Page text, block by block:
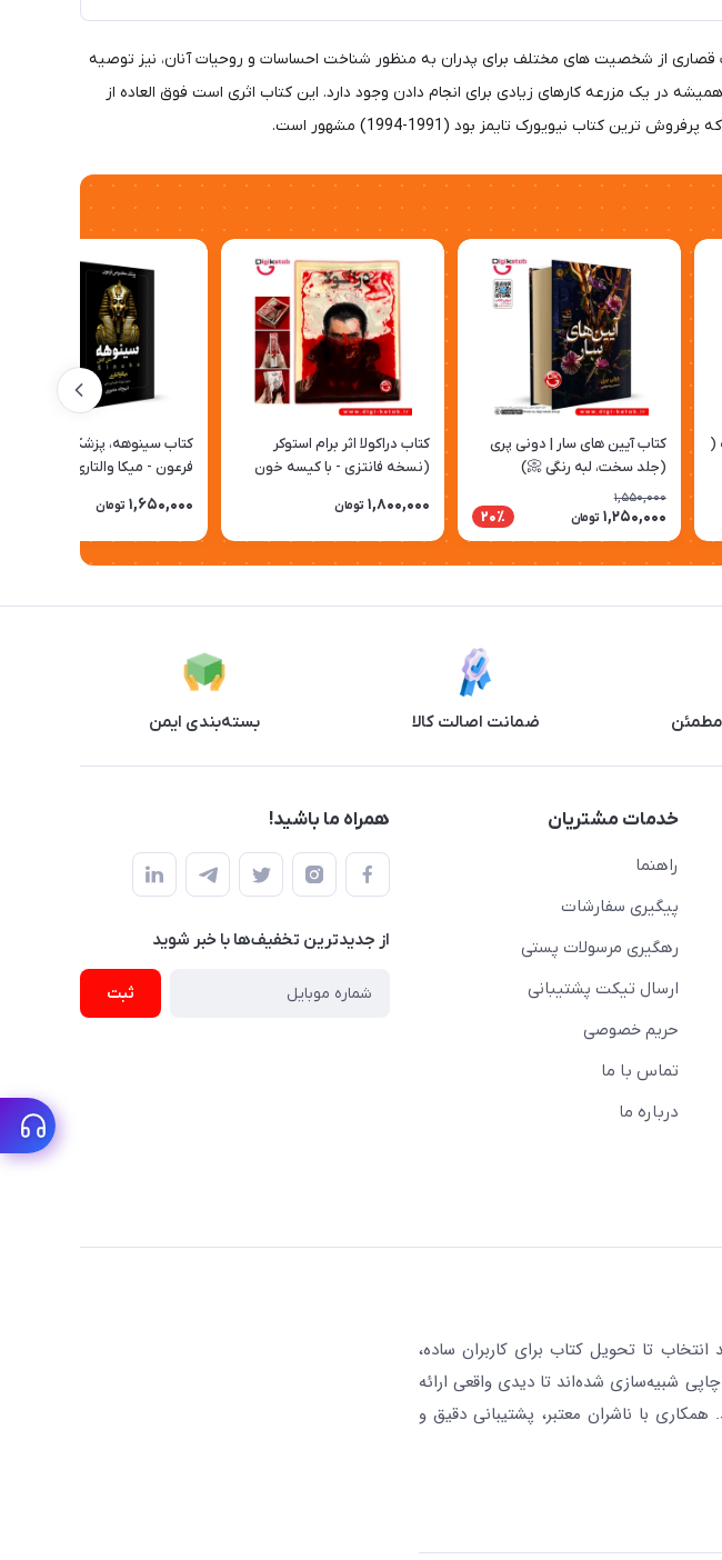
از شخصیت های مختلف برای پدران به منظور شناخت احساسات و روحیات آنان، نیز توصیه
در یک مزرعه کارهای زیادی برای انجام دادن وجود دارد. این کتاب اثری است فوق العاده از
نیویورک تایمز بود (1991-1994) مشهور است.
(
کتاب آیین‌ های سار | دونی پری
(جلد سخت، لبه رنگی 📀)
1,550,000
1,250,000 تومان 20٪
کتاب دراکولا اثر برام استوکر
(نسخه فانتزی - با کیسه خون
1,800,000 تومان
کتاب سینوهه، پزشک مخصوص
فرعون - میکا والتاری
1,650,000 تومان
مطمئن ضمانت اصالت کالا بسته‌بندی ایمن
خدمات مشتریان
راهنما
پیگیری سفارشات
رهگیری مرسولات پستی
ارسال تیکت پشتیبانی
حریم خصوصی
تماس با ما
درباره ما
همراه ما باشید!
از جدید‌ترین تخفیف‌ها با‌ خبر شوید
ثبت
تا تحویل کتاب برای کاربران ساده،
شبیه‌سازی شده‌اند تا دیدی واقعی ارائه
با ناشران معتبر، پشتیبانی دقیق و